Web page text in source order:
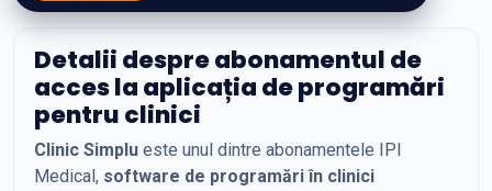
Detalii despre abonamentul de
acces la aplicația de programări
pentru clinici
Clinic Simplu este unul dintre abonamentele IPI
Medical, software de programări în clinici